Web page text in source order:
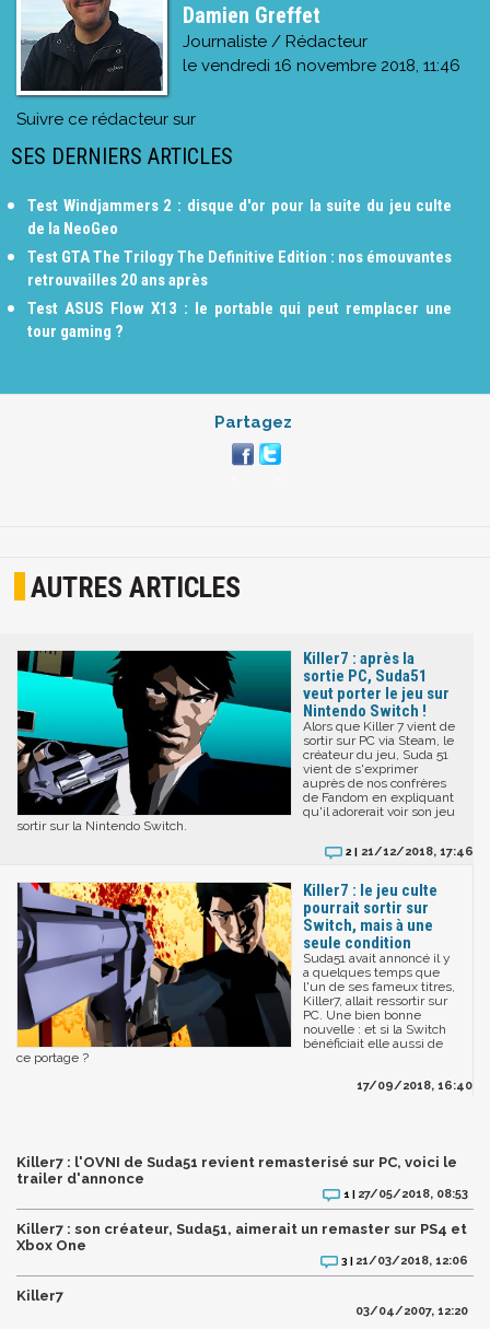
Damien Greffet
Journaliste / Rédacteur
le vendredi 16 novembre 2018, 11:46
Suivre ce rédacteur sur
SES DERNIERS ARTICLES
Test Windjammers 2 : disque d'or pour la suite du jeu culte
de la NeoGeo
Test GTA The Trilogy The Definitive Edition : nos émouvantes
retrouvailles 20 ans après
Test ASUS Flow X13 : le portable qui peut remplacer une
tour gaming ?
Partagez
AUTRES ARTICLES
Killer7 : après la
sortie PC, Suda51
veut porter le jeu sur
Nintendo Switch !
Alors que Killer 7 vient de
sortir sur PC via Steam, le
créateur du jeu, Suda 51
vient de s'exprimer
auprès de nos confrères
de Fandom en expliquant
qu'il adorerait voir son jeu
sortir sur la Nintendo Switch.
2 | 21/12/2018, 17:46
Killer7 : le jeu culte
pourrait sortir sur
Switch, mais à une
seule condition
Suda51 avait annoncé il y
a quelques temps que
l'un de ses fameux titres,
Killer7, allait ressortir sur
PC. Une bien bonne
nouvelle : et si la Switch
bénéficiait elle aussi de
ce portage ?
17/09/2018, 16:40
Killer7 : l'OVNI de Suda51 revient remasterisé sur PC, voici le
trailer d'annonce
1 | 27/05/2018, 08:53
Killer7 : son créateur, Suda51, aimerait un remaster sur PS4 et
Xbox One
3 | 21/03/2018, 12:06
Killer7
03/04/2007, 12:20